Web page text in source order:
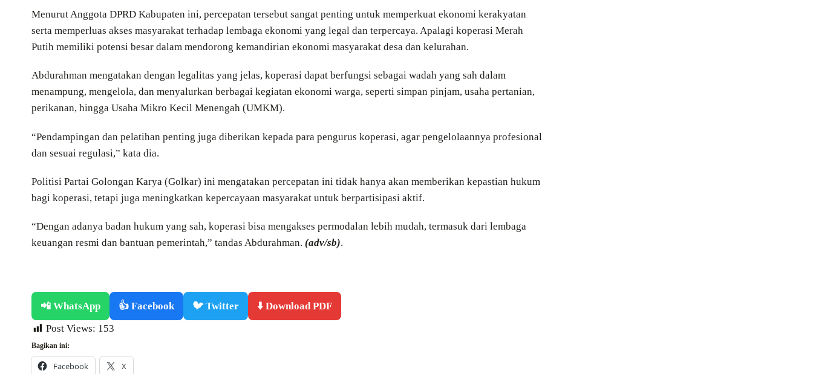
Menurut Anggota DPRD Kabupaten ini, percepatan tersebut sangat penting untuk memperkuat ekonomi kerakyatan
serta memperluas akses masyarakat terhadap lembaga ekonomi yang legal dan terpercaya. Apalagi koperasi Merah
Putih memiliki potensi besar dalam mendorong kemandirian ekonomi masyarakat desa dan kelurahan.
Abdurahman mengatakan dengan legalitas yang jelas, koperasi dapat berfungsi sebagai wadah yang sah dalam
menampung, mengelola, dan menyalurkan berbagai kegiatan ekonomi warga, seperti simpan pinjam, usaha pertanian,
perikanan, hingga Usaha Mikro Kecil Menengah (UMKM).
“Pendampingan dan pelatihan penting juga diberikan kepada para pengurus koperasi, agar pengelolaannya profesional
dan sesuai regulasi,” kata dia.
Politisi Partai Golongan Karya (Golkar) ini mengatakan percepatan ini tidak hanya akan memberikan kepastian hukum
bagi koperasi, tetapi juga meningkatkan kepercayaan masyarakat untuk berpartisipasi aktif.
“Dengan adanya badan hukum yang sah, koperasi bisa mengakses permodalan lebih mudah, termasuk dari lembaga
keuangan resmi dan bantuan pemerintah,” tandas Abdurahman. (adv/sb).
📲 WhatsApp 👍 Facebook 🐦 Twitter
⬇️ Download PDF
Post Views: 153
Bagikan ini:
Facebook X